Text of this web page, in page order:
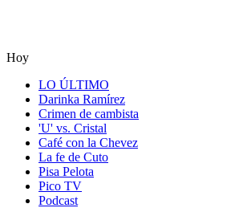
Hoy
LO ÚLTIMO
Darinka Ramírez
Crimen de cambista
'U' vs. Cristal
Café con la Chevez
La fe de Cuto
Pisa Pelota
Pico TV
Podcast